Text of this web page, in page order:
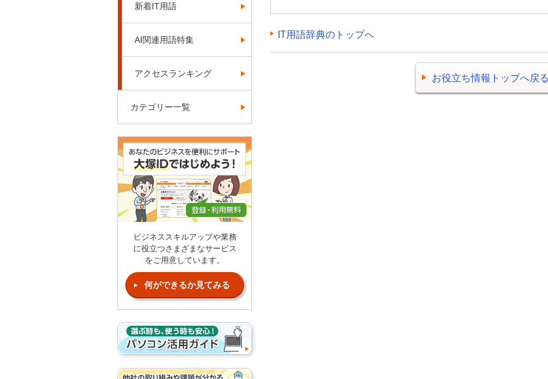
IT用語辞典のトップへ
お役立ち情報トップへ戻
新着IT用語
AI関連用語特集
アクセスランキング
カテゴリー一覧
ビジネススキルアップや業務
に役立つさまざまなサービス
をご用意しています。
何ができるか見てみる